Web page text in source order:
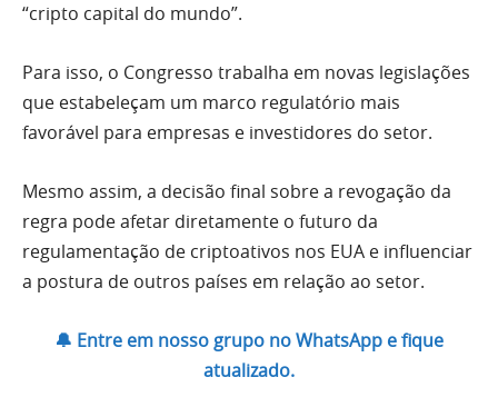
“cripto capital do mundo”.
Para isso, o Congresso trabalha em novas legislações
que estabeleçam um marco regulatório mais
favorável para empresas e investidores do setor.
Mesmo assim, a decisão final sobre a revogação da
regra pode afetar diretamente o futuro da
regulamentação de criptoativos nos EUA e influenciar
a postura de outros países em relação ao setor.
🔔 Entre em nosso grupo no WhatsApp e fique
atualizado.